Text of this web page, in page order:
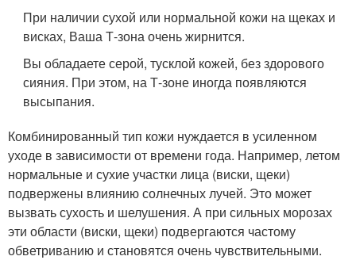
При наличии сухой или нормальной кожи на щеках и
висках, Ваша Т-зона очень жирнится.
Вы обладаете серой, тусклой кожей, без здорового
сияния. При этом, на Т-зоне иногда появляются
высыпания.
Комбинированный тип кожи нуждается в усиленном
уходе в зависимости от времени года. Например, летом
нормальные и сухие участки лица (виски, щеки)
подвержены влиянию солнечных лучей. Это может
вызвать сухость и шелушения. А при сильных морозах
эти области (виски, щеки) подвергаются частому
обветриванию и становятся очень чувствительными.